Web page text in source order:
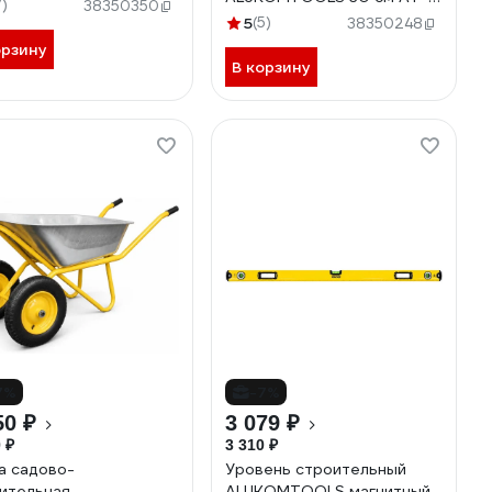
38350350
МФЛ300
5(5) 38350248
В корзину
₽
₽
садово-
3 079 ₽
3 310 ₽
Уровень строительный